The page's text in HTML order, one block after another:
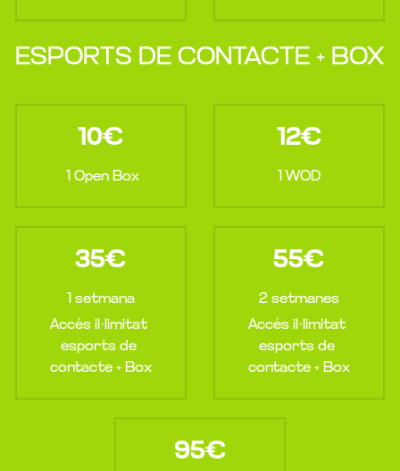
ESPORTS DE CONTACTE + BOX
10€
1 Open Box
12€
1 WOD
35€
1 setmana
Accés il·limitat
esports de
contacte + Box
55€
2 setmanes
Accés il·limitat
esports de
contacte + Box
95€